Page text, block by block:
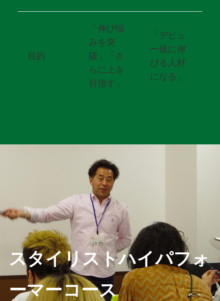
目的
「伸び悩
みを突
破」「さ
らに上を
目指す」
「デビュ
ー後に伸
びる人材
になる」
スタイリストハイパフォ
ーマーコース